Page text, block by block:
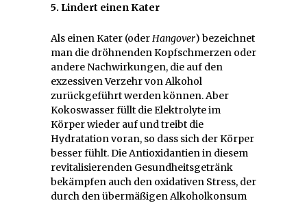
5. Lindert einen Kater
Als einen Kater (oderHangover) bezeichnet
man die dröhnenden Kopfschmerzen oder
andere Nachwirkungen, die auf den
exzessiven Verzehr von Alkohol
zurückgeführt werden können. Aber
Kokoswasser füllt die Elektrolyte im
Körper wieder auf und treibt die
Hydratation voran, so dass sich der Körper
besser fühlt. Die Antioxidantien in diesem
revitalisierenden Gesundheitsgetränk
bekämpfen auch den oxidativen Stress, der
durch den übermäßigen Alkoholkonsum